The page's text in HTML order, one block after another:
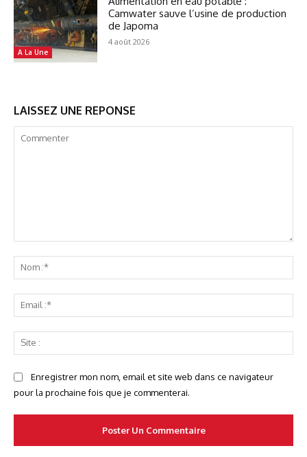
A La Une
Camwater sauve l’usine de production
de Japoma
4 août 2026
LAISSEZ UNE REPONSE
:*
:*
:
Enregistrer mon nom, email et site web dans ce navigateur
pour la prochaine fois que je commenterai.